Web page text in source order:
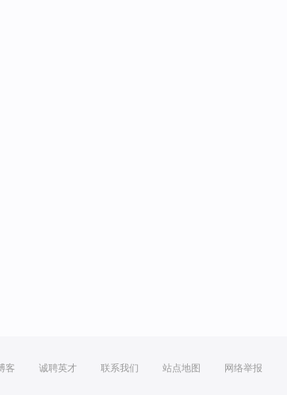
客 诚聘英才 联系我们 站点地图 网络举报